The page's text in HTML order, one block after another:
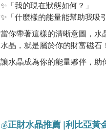
✨「我的現在狀態如何？」
✨「什麼樣的能量能幫助我吸
當你帶著這樣的清晰意圖，
水晶，就是屬於你的財富磁石！
讓水晶成為你的能量夥伴，助
💰正財水晶推薦 |利比亞黃